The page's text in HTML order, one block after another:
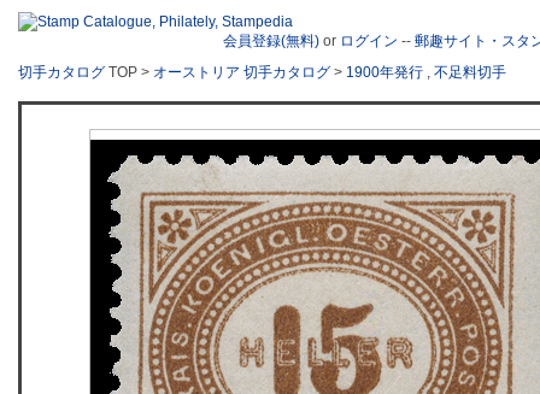
会員登録(無料) or ログイン -- 郵趣サイト・スタ
切手カタログ TOP > オーストリア 切手カタログ > 1900年発行 , 不足料切手